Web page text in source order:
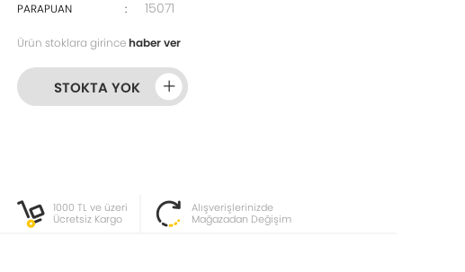
PARAPUAN : 15071
Ürün stoklara girincehaber ver
STOKTA YOK
1000 TL ve üzeri
Ücretsiz Kargo
Alışverişlerinizde
Mağazadan Değişim